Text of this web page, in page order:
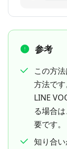
参考
この方
方法です
LINE
る場合は
要です。
知り合